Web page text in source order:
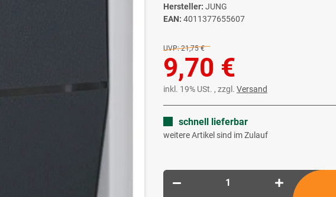
Hersteller: JUNG
EAN: 4011377655607
UVP: 21,75 €
9,70 €
inkl. 19% USt. , zzgl. Versand
schnell lieferbar
weitere Artikel sind im Zulauf